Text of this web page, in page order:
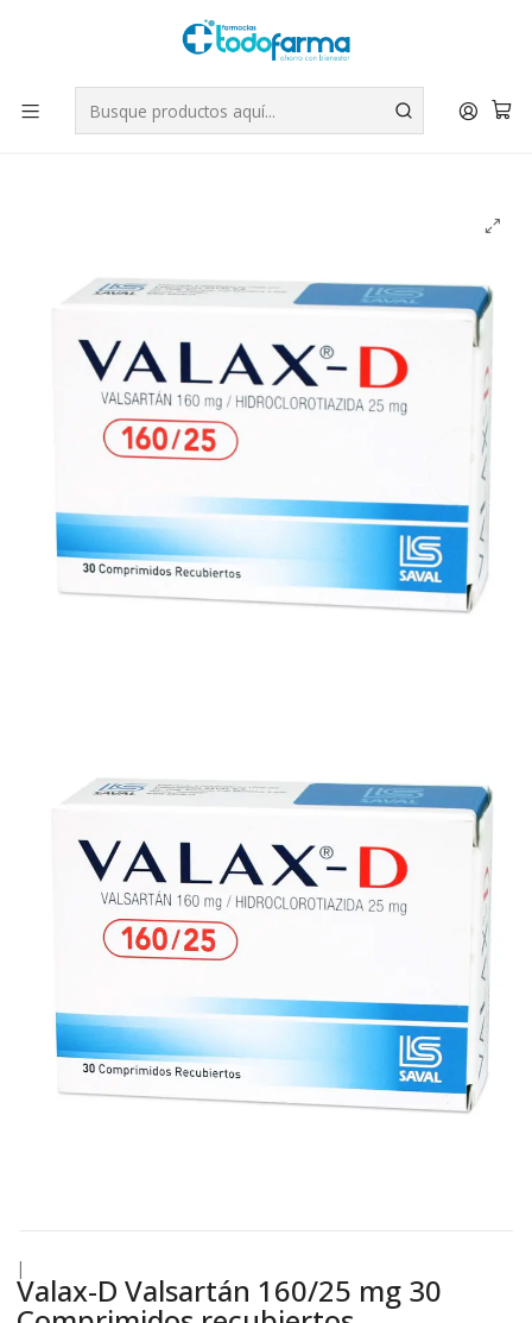
Tus compras tienen envío GRATIS por Rappi - Atención exclusiva
para Chile | WhatsApp +56
Leer más
Inicio Medicamentos
Valax-D Valsartán 160/25 mg 30 Comprimidos recubiertos.
|
Valax-D Valsartán 160/25 mg 30